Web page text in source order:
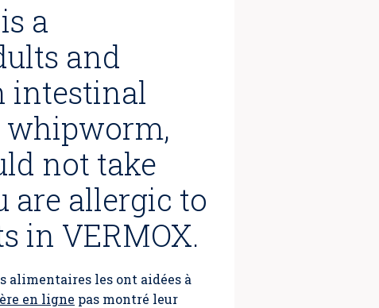
a
and
intestinal
whipworm,
not take
are allergic to
in VERMOX.
alimentaires les ont aidées à
en ligne pas montré leur